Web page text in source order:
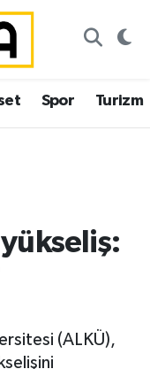
Spor Turizm
(ALKÜ),